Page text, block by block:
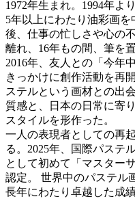
1972年生まれ。1994年よ
5年以上にわたり油彩画を
後、仕事の忙しさや心の
離れ、16年もの間、筆を
2016年、友人との「今年
きっかけに創作活動を再
ステルという画材との出
質感と、日本の日常に寄
スタイルを形作った。
一人の表現者としての再
る。2025年、国際パステ
として初めて「マスター
認定。 世界中のパステル
長年にわたり卓越した成